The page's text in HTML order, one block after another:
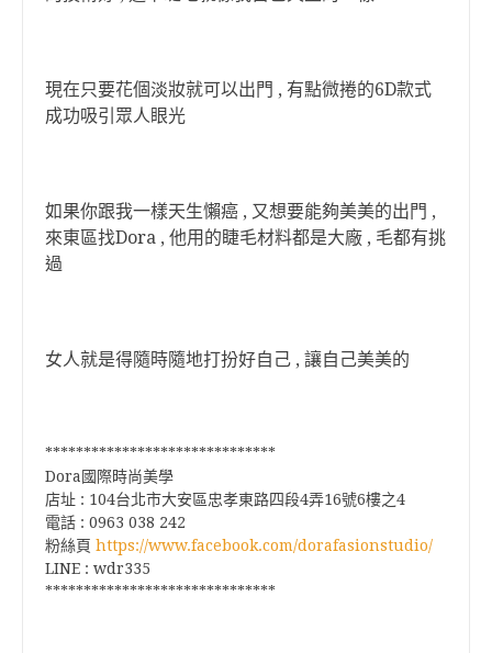
現在只要花個淡妝就可以出門 , 有點微捲的6D款式
成功吸引眾人眼光
如果你跟我一樣天生懶癌 , 又想要能夠美美的出門 ,
來東區找Dora , 他用的睫毛材料都是大廠 , 毛都有挑
過
女人就是得隨時隨地打扮好自己 , 讓自己美美的
******************************
Dora國際時尚美學
店址 : 104台北市大安區忠孝東路四段4弄16號6樓之4
電話 : 0963 038 242
粉絲頁 https://www.facebook.com/dorafasionstudio/
LINE : wdr335
******************************